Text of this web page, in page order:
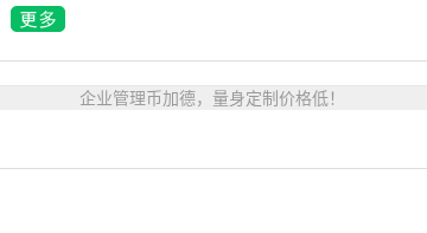
企业管理币加德，量身定制价格低！